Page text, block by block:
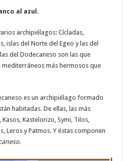
al azul .
archipiélagos: Cícladas,
islas del Norte del Egeo y las del
del Dodecaneso son las que
más hermosos que
es un archipiélago formado
habitadas. De ellas, las más
Kastelorizo, Symi, Tilos,
Leros y Patmos. Y éstas componen
.